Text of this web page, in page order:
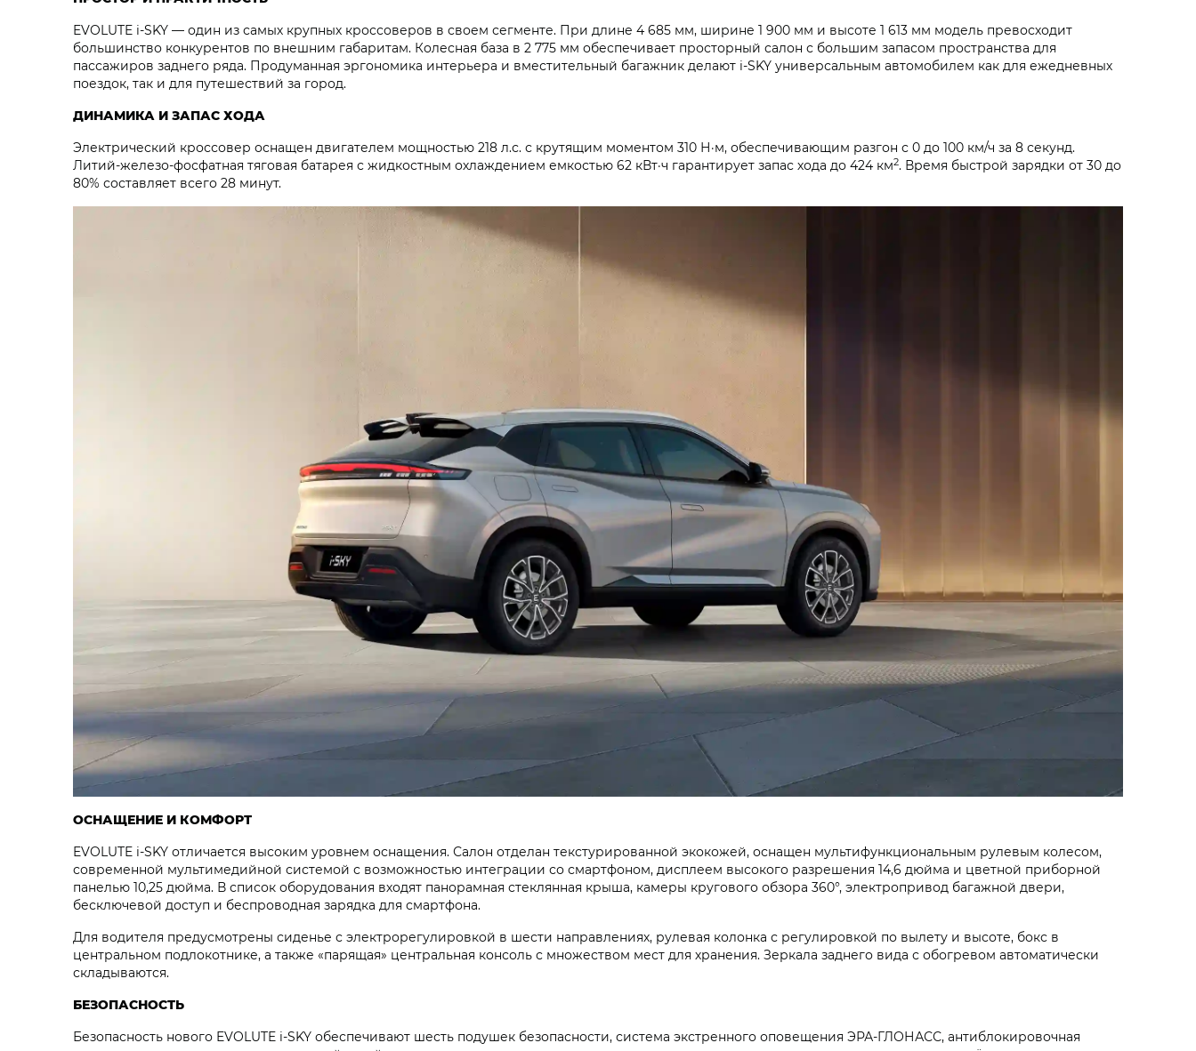
EVOLUTE i‑SKY — один из самых крупных кроссоверов в своем сегменте. При длине 4 685 мм, ширине 1 900 мм и высоте 1 613 мм модель превосходит
большинство конкурентов по внешним габаритам. Колесная база в 2 775 мм обеспечивает просторный салон с большим запасом пространства для
пассажиров заднего ряда. Продуманная эргономика интерьера и вместительный багажник делают i‑SKY универсальным автомобилем как для ежедневных
поездок, так и для путешествий за город.
ДИНАМИКА И ЗАПАС ХОДА
Электрический кроссовер оснащен двигателем мощностью 218 л.с. с крутящим моментом 310 Н·м, обеспечивающим разгон с 0 до 100 км/ч за 8 секунд.
Литий-железо-фосфатная тяговая батарея с жидкостным охлаждением емкостью 62 кВт·ч гарантирует запас хода до 424 км2. Время быстрой зарядки от 30 до
80% составляет всего 28 минут.
ОСНАЩЕНИЕ И КОМФОРТ
EVOLUTE i‑SKY отличается высоким уровнем оснащения. Салон отделан текстурированной экокожей, оснащен мультифункциональным рулевым колесом,
современной мультимедийной системой с возможностью интеграции со смартфоном, дисплеем высокого разрешения 14,6 дюйма и цветной приборной
панелью 10,25 дюйма. В список оборудования входят панорамная стеклянная крыша, камеры кругового обзора 360°, электропривод багажной двери,
бесключевой доступ и беспроводная зарядка для смартфона.
Для водителя предусмотрены сиденье с электрорегулировкой в шести направлениях, рулевая колонка с регулировкой по вылету и высоте, бокс в
центральном подлокотнике, а также «парящая» центральная консоль с множеством мест для хранения. Зеркала заднего вида с обогревом автоматически
складываются.
БЕЗОПАСНОСТЬ
Безопасность нового EVOLUTE i‑SKY обеспечивают шесть подушек безопасности, система экстренного оповещения ЭРА-ГЛОНАСС, антиблокировочная